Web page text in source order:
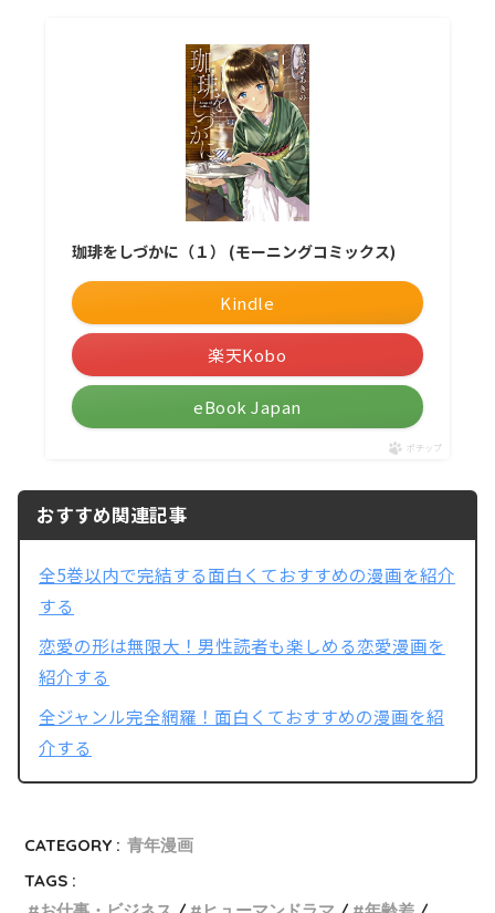
珈琲をしづかに（１） (モーニングコミックス)
Kindle
楽天Kobo
eBook Japan
ポチップ
おすすめ関連記事
全5巻以内で完結する面白くておすすめの漫画を紹介
する
恋愛の形は無限大！男性読者も楽しめる恋愛漫画を
紹介する
全ジャンル完全網羅！面白くておすすめの漫画を紹
介する
CATEGORY : 青年漫画
TAGS :